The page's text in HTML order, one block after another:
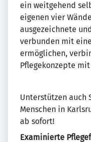
ein weitgehend
eigenen vier
ausgezeichnete
verbunden mit
ermöglichen,
Pflegekonzepte
Unterstützen auch
Menschen in
ab sofort!
Examinierte